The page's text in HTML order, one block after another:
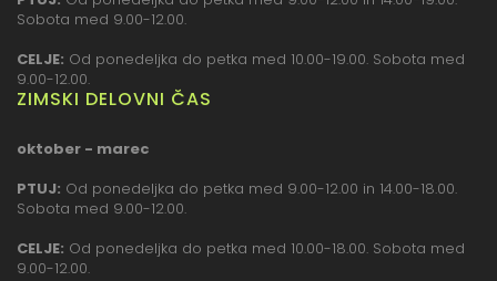
Sobota med 9.00-12.00.
CELJE: Od ponedeljka do petka med 10.00-19.00. Sobota med
9.00-12.00.
ZIMSKI DELOVNI ČAS
oktober - marec
PTUJ: Od ponedeljka do petka med 9.00-12.00 in 14.00-18.00.
Sobota med 9.00-12.00.
CELJE: Od ponedeljka do petka med 10.00-18.00. Sobota med
9.00-12.00.